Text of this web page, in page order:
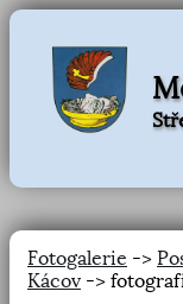
Fotogalerie ->
Kácov ->